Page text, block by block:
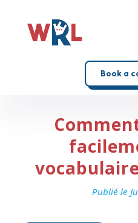
Book a
Publié le